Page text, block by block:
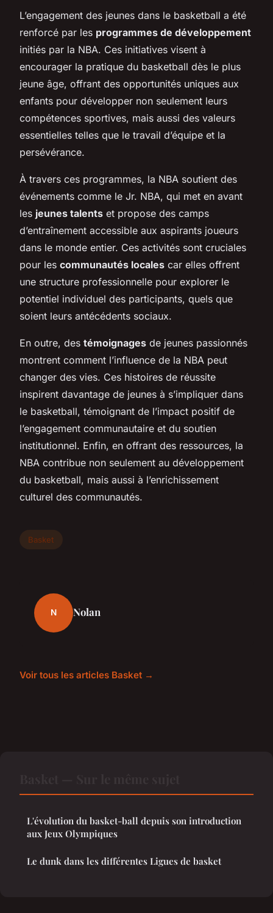
L’engagement des jeunes dans le basketball a été
renforcé par les programmes de développement
initiés par la NBA. Ces initiatives visent à
encourager la pratique du basketball dès le plus
jeune âge, offrant des opportunités uniques aux
enfants pour développer non seulement leurs
compétences sportives, mais aussi des valeurs
essentielles telles que le travail d’équipe et la
persévérance.
À travers ces programmes, la NBA soutient des
événements comme le Jr. NBA, qui met en avant
les jeunes talents et propose des camps
d’entraînement accessible aux aspirants joueurs
dans le monde entier. Ces activités sont cruciales
pour les communautés locales car elles offrent
une structure professionnelle pour explorer le
potentiel individuel des participants, quels que
soient leurs antécédents sociaux.
En outre, des témoignages de jeunes passionnés
montrent comment l’influence de la NBA peut
changer des vies. Ces histoires de réussite
inspirent davantage de jeunes à s’impliquer dans
le basketball, témoignant de l’impact positif de
l’engagement communautaire et du soutien
institutionnel. Enfin, en offrant des ressources, la
NBA contribue non seulement au développement
du basketball, mais aussi à l’enrichissement
culturel des communautés.
Basket
N Nolan
Voir tous les articles Basket →
L'évolution du basket-ball depuis son introduction
aux Jeux Olympiques
Le dunk dans les différentes Ligues de basket